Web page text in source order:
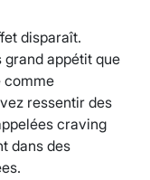
disparaît.
grand appétit que
comme
ressentir des
craving
dans des